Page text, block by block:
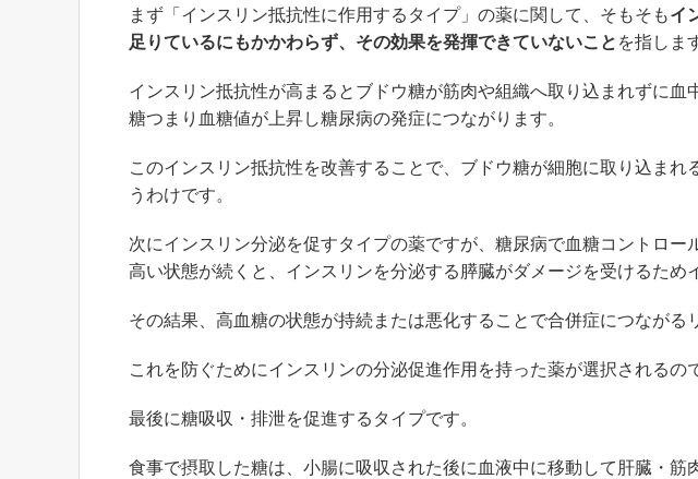
まず「インスリン抵抗性に作用するタイプ」の薬に関して、そもそもイ
足りているにもかかわらず、その効果を発揮できていないこと を指しま
インスリン抵抗性が高まるとブドウ糖が筋肉や組織へ取り込まれずに血
糖つまり血糖値が上昇し糖尿病の発症につながります。
このインスリン抵抗性を改善することで、ブドウ糖が細胞に取り込まれ
うわけです。
次にインスリン分泌を促すタイプの薬ですが、糖尿病で血糖コントロー
高い状態が続くと、インスリンを分泌する膵臓がダメージを受けるため
その結果、高血糖の状態が持続または悪化することで合併症につながる
これを防ぐためにインスリンの分泌促進作用を持った薬が選択されるの
最後に糖吸収・排泄を促進するタイプです。
食事で摂取した糖は、小腸に吸収された後に血液中に移動して肝臓・筋